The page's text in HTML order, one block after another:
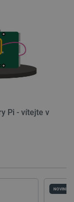
NOVINKA
Pi - vítejte v